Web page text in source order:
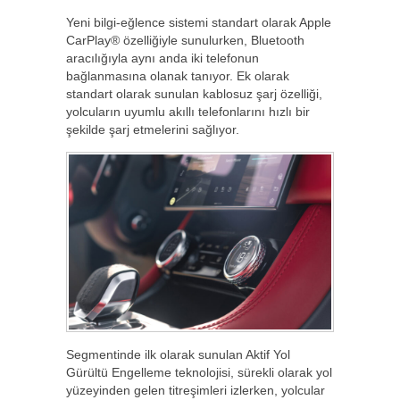
Yeni bilgi-eğlence sistemi standart olarak Apple
CarPlay® özelliğiyle sunulurken, Bluetooth
aracılığıyla aynı anda iki telefonun
bağlanmasına olanak tanıyor. Ek olarak
standart olarak sunulan kablosuz şarj özelliği,
yolcuların uyumlu akıllı telefonlarını hızlı bir
şekilde şarj etmelerini sağlıyor.
Segmentinde ilk olarak sunulan Aktif Yol
Gürültü Engelleme teknolojisi, sürekli olarak yol
yüzeyinden gelen titreşimleri izlerken, yolcular